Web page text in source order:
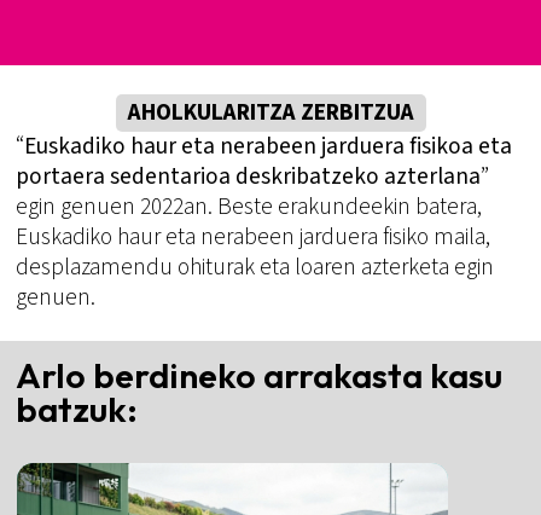
AHOLKULARITZA ZERBITZUA
“Euskadiko haur eta nerabeen jarduera fisikoa eta
portaera sedentarioa deskribatzeko azterlana”
egin genuen 2022an. Beste erakundeekin batera,
Euskadiko haur eta nerabeen jarduera fisiko maila,
desplazamendu ohiturak eta loaren azterketa egin
genuen.
Arlo berdineko arrakasta kasu
batzuk: